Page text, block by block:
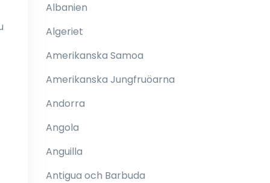
Albanien
Algeriet
Amerikanska Samoa
Amerikanska Jungfruöarna
Andorra
Angola
Anguilla
Antigua och Barbuda